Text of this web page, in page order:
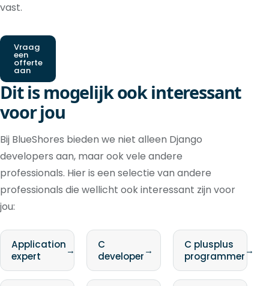
vast.
Vraag
een
offerte
aan
Dit is mogelijk ook interessant
voor jou
Bij BlueShores bieden we niet alleen Django
developers aan, maar ook vele andere
professionals. Hier is een selectie van andere
professionals die wellicht ook interessant zijn voor
jou:
Application
expert
→
C
developer→
C plusplus
programmer→